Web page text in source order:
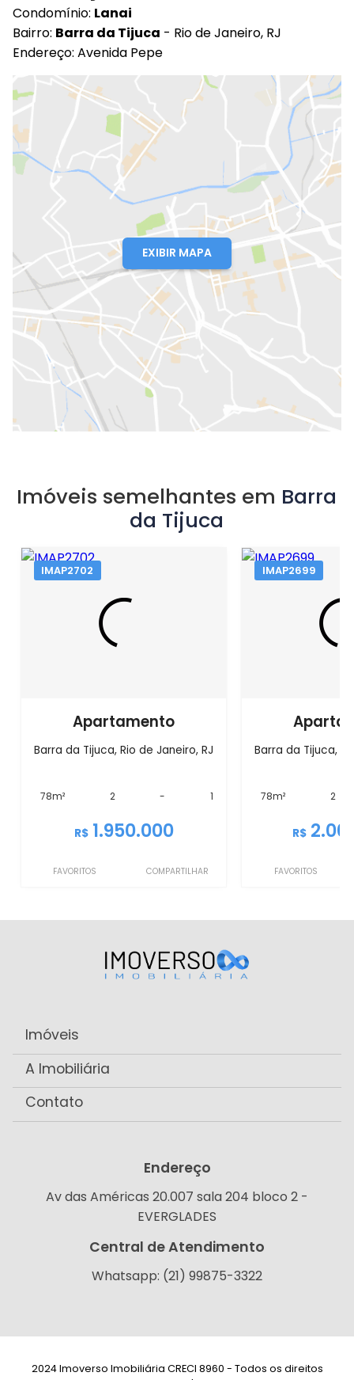
Condomínio: Lanai
Bairro: Barra da Tijuca - Rio de Janeiro, RJ
Endereço: Avenida Pepe
EXIBIR MAPA
Imóveis semelhantes em Barra
da Tijuca
IMAP2702
Apartamento
Barra da Tijuca, Rio de Janeiro, RJ
78m² 2 - 1
R$ 1.950.000
FAVORITOS COMPARTILHAR
IMAP2699
Barra da Tijuca,
78m² 2
R$
FAVORITOS
Imóveis
A Imobiliária
Contato
Endereço
Av das Américas 20.007 sala 204 bloco 2 -
EVERGLADES
Central de Atendimento
Whatsapp: (21) 99875-3322
2024 Imoverso Imobiliária CRECI 8960 - Todos os direitos